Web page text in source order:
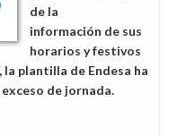
de la
información de sus
horarios y festivos
plantilla de Endesa ha
de jornada.